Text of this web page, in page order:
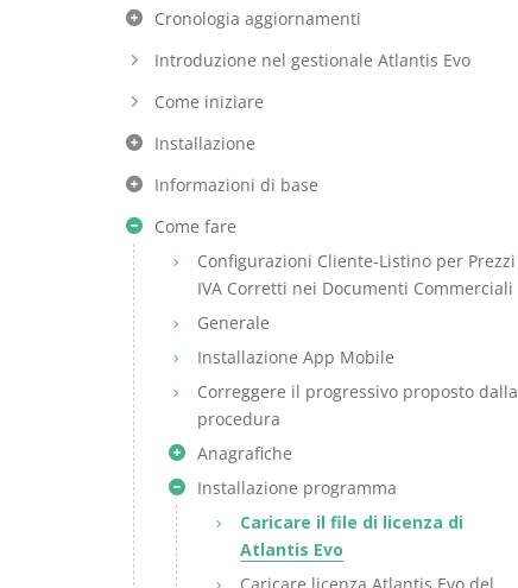
Cronologia aggiornamenti
Introduzione nel gestionale Atlantis Evo
Come iniziare
Installazione
Informazioni di base
Come fare
Configurazioni Cliente-Listino per Prezzi
IVA Corretti nei Documenti Commerciali
Generale
Installazione App Mobile
Correggere il progressivo proposto dalla
procedura
Anagrafiche
Installazione programma
Caricare il file di licenza di
Atlantis Evo